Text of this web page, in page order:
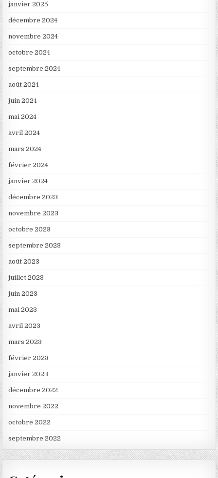
janvier 2025
décembre 2024
novembre 2024
octobre 2024
septembre 2024
août 2024
juin 2024
mai 2024
avril 2024
mars 2024
février 2024
janvier 2024
décembre 2023
novembre 2023
octobre 2023
septembre 2023
août 2023
juillet 2023
juin 2023
mai 2023
avril 2023
mars 2023
février 2023
janvier 2023
décembre 2022
novembre 2022
octobre 2022
septembre 2022